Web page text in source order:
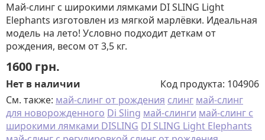
Май-слинг с широкими лямками DI SLING Light
Elephants изготовлен из мягкой марлёвки. Идеальная
модель на лето! Условно подходит деткам от
рождения, весом от 3,5 кг.
1600 грн.
Нет в наличии Код продукта: 104906
См. также: май-слинг от рождения слинг май-слинг
для новорожденного Di Sling май-слинги май-слинг с
широкими лямками DISLING DI SLING Light Elephants